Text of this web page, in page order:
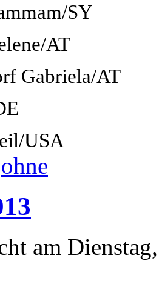
SY
AT
Gabriela/AT
USA
ohne
am